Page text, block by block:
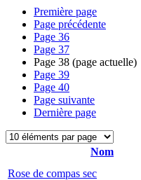
Première page
Page précédente
Page 36
Page 37
Page 38 (page actuelle)
Page 39
Page 40
Page suivante
Dernière page
Nom
Rose de compas sec